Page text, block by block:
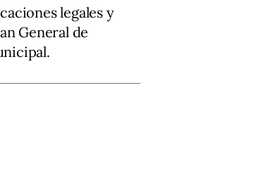
legales y
General de